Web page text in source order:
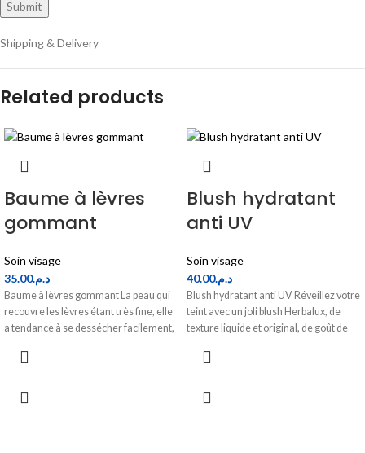
Shipping & Delivery
Related products
Baume à lèvres
gommant
Soin visage
د.م.35.00
Baume à lèvres gommant La peau qui
recouvre les lèvres étant très fine, elle
a tendance à se dessécher facilement,
Blush hydratant
anti UV
Soin visage
د.م.40.00
Blush hydratant anti UV Réveillez votre
teint avec un joli blush Herbalux, de
texture liquide et original, de goût de